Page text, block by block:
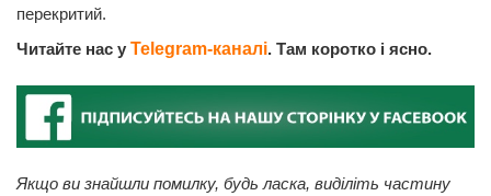
перекритий.
Читайте нас у Telegram-каналі. Там коротко і ясно.
Якщо ви знайшли помилку, будь ласка, виділіть частину